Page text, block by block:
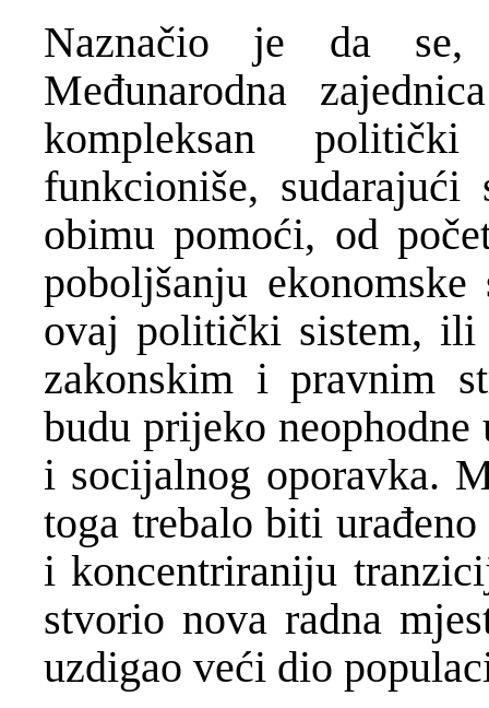
Naznačio je da se,
Međunarodna
kompleksan
funkcioniše, sudarajući
obimu pomoći, od
poboljšanju
ovaj politički sistem, ili
zakonskim i pravnim
budu prijeko
i socijalnog oporavka.
toga trebalo biti
i koncentriraniju
stvorio nova radna
uzdigao veći dio